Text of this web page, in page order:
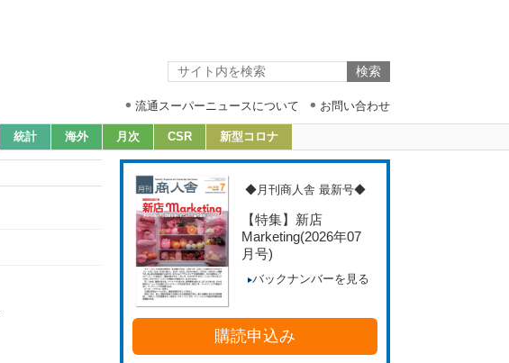
流通スーパーニュースについて お問い合わせ
統計 海外 月次 CSR 新型コロナ
◆月刊商人舎 最新号◆
【特集】新店
Marketing(2026年07
月号)
バックナンバーを見る
購読申込み